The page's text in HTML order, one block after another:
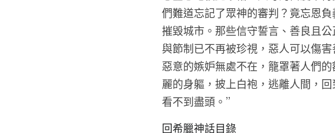
底比斯的七道城門前，為奧狄浦斯
而遠航。當他們的生命在戰鬥和災
於漆黑的海洋中，在那裡，他們死
的豐收。
古詩人赫西奧德講述了這個關於人
好了，這就是現在的鐵器時代。要
透頂。他們日夜辛勞，煩憂不斷，